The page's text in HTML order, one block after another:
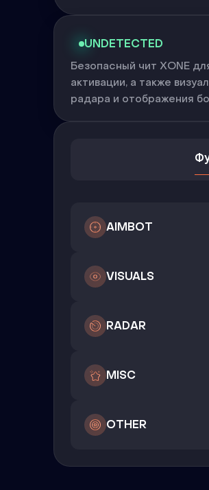
UNDETECTED
Безопасный чит XONE
активации, а также
радара и отображения
AIMBOT
VISUALS
RADAR
MISC
OTHER